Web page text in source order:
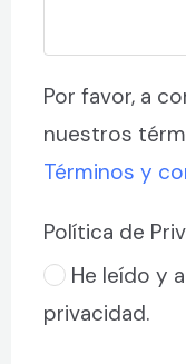
Por favor, a
nuestros
Términos y
Política de
He leído y
privacidad.